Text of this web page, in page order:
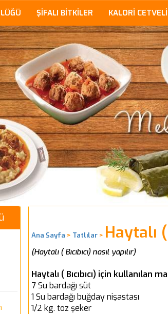
ŞİFALI BİTKİLER KALORİ CETVELİ
Ana Sayfa > Tatlılar> Haytalı (
(Haytalı ( Bıcıbıcı) nasıl yapılır)
Haytalı ( Bıcıbıcı) için kullanılan
7 Su bardağı süt
1 Su bardağı buğday nişastası
1/2 kg. toz şeker